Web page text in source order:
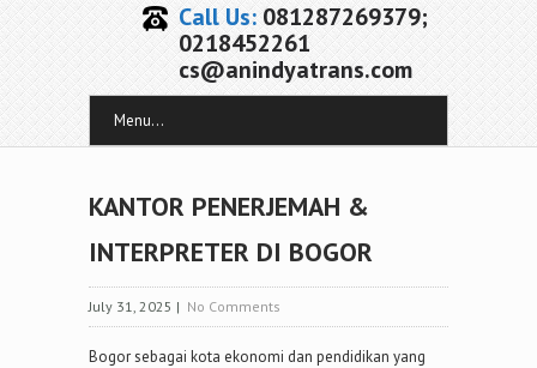
Call Us:081287269379;
0218452261
cs@anindyatrans.com
Menu...
KANTOR PENERJEMAH &
INTERPRETER DI BOGOR
July 31, 2025 | No Comments
Bogor sebagai kota ekonomi dan pendidikan yang